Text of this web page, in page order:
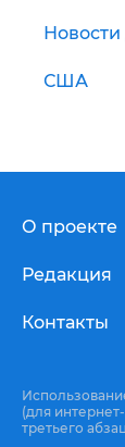
США
О проекте
Редакция
Контакты
(для
третьего